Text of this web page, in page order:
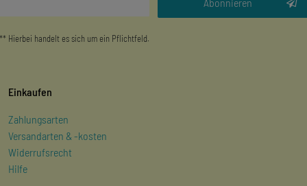
** Hierbei handelt es sich um ein Pflichtfeld.
Einkaufen
Zahlungsarten
Versandarten & -kosten
Widerrufsrecht
Hilfe